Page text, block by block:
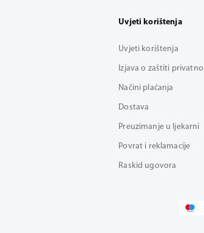
Uvjeti korištenja
Uvjeti korištenja
Izjava o zaštiti
Načini plaćanja
Dostava
Preuzimanje u ljekarni
Povrat i reklamacije
Raskid ugovora